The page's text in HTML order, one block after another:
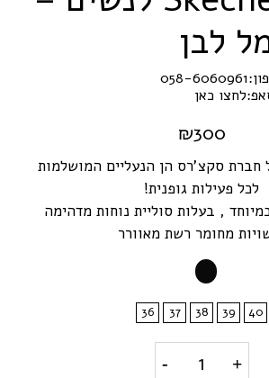
לבן
058-6060961
לחצו כאן
₪300
חברת סקצ'רס הן הנעליים המושלמות
לכל פעילות גופנית!
, בעלות סוליית נוחות מדהימה
מחומר רשת מאוורר
36 37 38 39 40
נעלי Skechers לנשים – שחור סמל לבן quantity